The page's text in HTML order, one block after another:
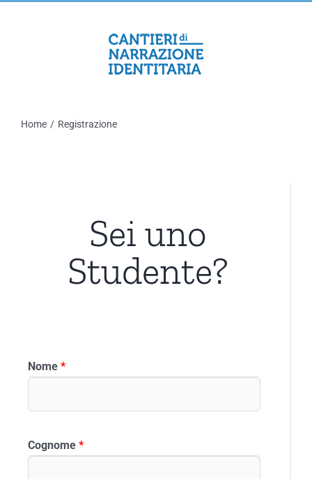
Home / Registrazione
Sei uno
Studente?
Nome *
Cognome *